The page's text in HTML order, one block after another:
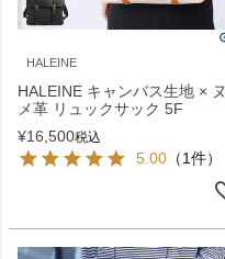
HALEINE
HALEINE キャンバス生地 × ヌ
メ革 リュックサック 5F
¥16,500税込
5.00 （1件）